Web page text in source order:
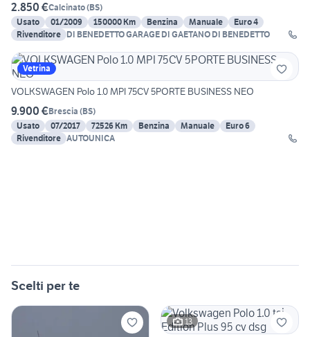
2.850 €Calcinato(BS)
Usato
01/2009 150000 Km Benzina Manuale
Euro 4
Rivenditore DI BENEDETTO GARAGE DI GAETANO DI BENEDETTO
Vetrina
VOLKSWAGEN Polo 1.0 MPI 75CV 5PORTE BUSINESS NEO
9.900 €Brescia (BS)
Usato
07/2017 72526 Km Benzina Manuale
Euro 6
Rivenditore AUTOUNICA
Scelti per te
13